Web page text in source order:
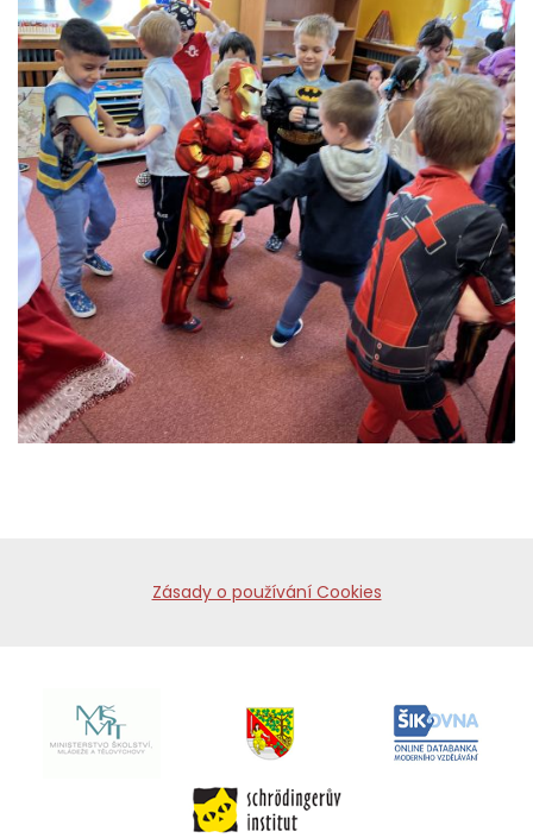
Zásady o používání Cookies